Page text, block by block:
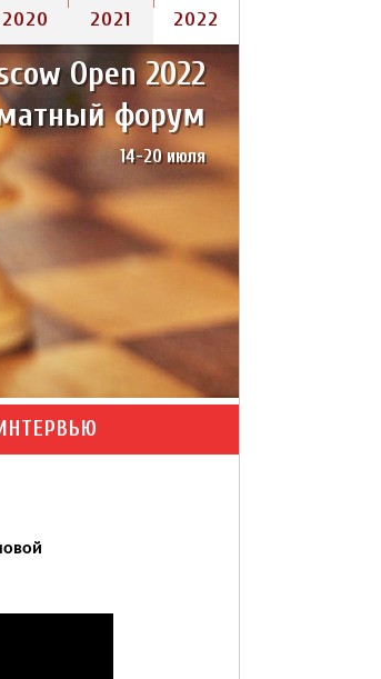
2022
2021
2020
2005-2007
Open 2022
форум
14-20 июля
ИНТЕРВЬЮ